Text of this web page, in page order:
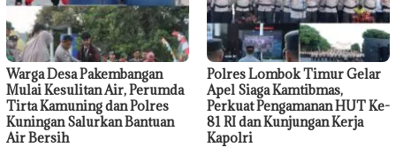
Warga Desa Pakembangan
Mulai Kesulitan Air, Perumda
Tirta Kamuning dan Polres
Kuningan Salurkan Bantuan
Air Bersih
Polres Lombok Timur Gelar
Apel Siaga Kamtibmas,
Perkuat Pengamanan HUT Ke-
81 RI dan Kunjungan Kerja
Kapolri